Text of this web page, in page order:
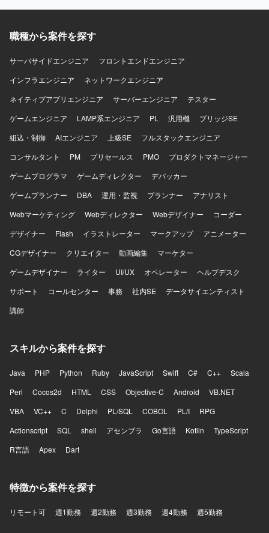
構成評価に携わっていただきます。
応じて、他チームが担当するタスクのヘルプに入っていた
ンダーと積極的にコミュニケーションを取りながら、自立
メンバーと情報共有を行いながら、改善提案や課題解決に
ジションの魅力】 教育事業向けシステムのAWS基盤保守・
改善を通じて、多数のAWSサービスを組み合わせたシステ
ム運用・設計スキルを高めていただけます。 IaCによる構
築・変更運用に携わることで、Terraformを活用したモダン
ーと協働しながら、他チームタスクのヘルプにも関わるこ
とで、幅広い領域の知見を得られる環境です。 【開発環
TerraformによるIaC運用を行っています。 OSとして
Windows Serverを利用し、PowerShellスクリプトや各種ミ
ドルウェア、運用管理ツールを組み合わせた構成となって
います。
職種から案件を探す
サーバサイドエンジニア
フロントエンドエンジニア
インフラエンジニア
ネットワークエンジニア
ネイティブアプリエンジニア
サーバーエンジニア
テスター
ゲームエンジニア
LAMP系エンジニア PL 汎用機
ブリッジSE
組込・制御
AIエンジニア 上級SE
フルスタックエンジニア
コンサルタント
PM プリセールス PMO
プロダクトマネージャー
ゲームプログラマ
ゲームディレクター
デバッカー
ゲームプランナー
DBA 運用・監視 プランナー
アナリスト
Webマーケティング
Webディレクター Webデザイナー
コーダー
デザイナー
Flash イラストレーター マークアップ
アニメーター
CGデザイナー
クリエイター 動画編集
マーケター
ゲームデザイナー
ライター UI/UX オペレーター
ヘルプデスク
サポート
コールセンター 事務 社内SE
データサイエンティスト
講師
スキルから案件を探す
Java PHP Python Ruby JavaScript Swift C# C++
Scala
Perl
Cocos2d HTML CSS Objective-C Android
VB.NET
VBA
VC++ C Delphi PL/SQL COBOL PL/I
RPG
Actionscript
SQL shell アセンブラ Go言語 Kotlin
TypeScript
R言語
Apex Dart
特徴から案件を探す
リモート可 週1勤務 週2勤務 週3勤務 週4勤務 週5勤務